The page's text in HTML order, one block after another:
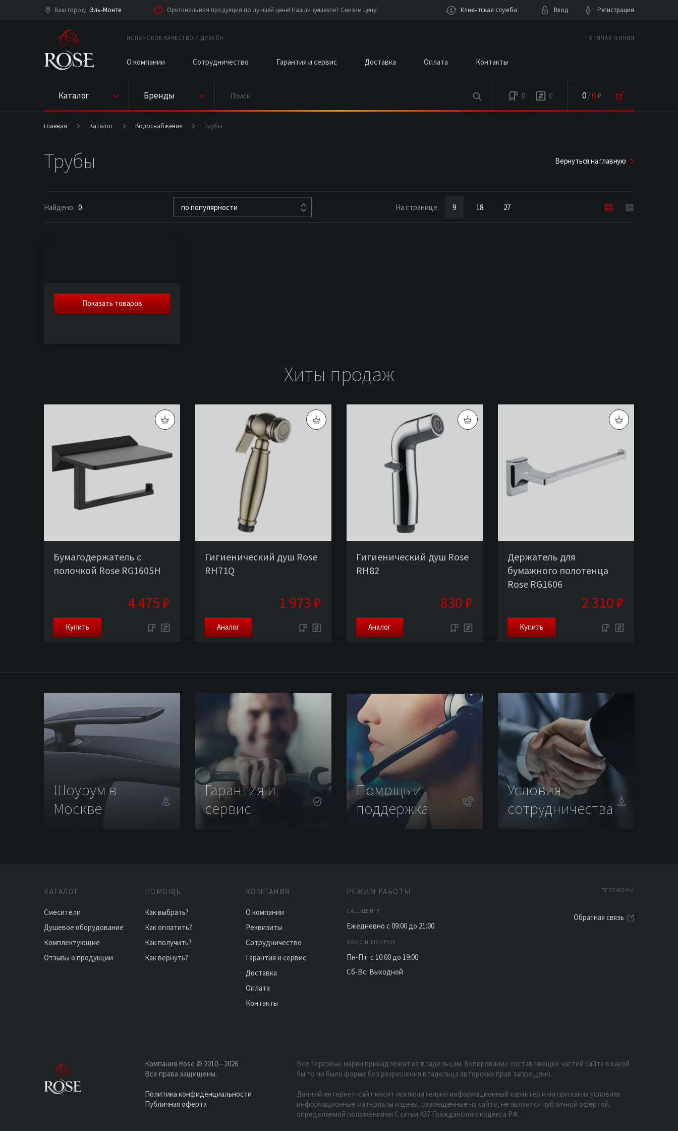
Ваш город: Эль-Монте Оригинальная продукция по лучшей цене! Нашли дешевле? Снизим цену! Клиентская служба Вход Регистрация
ИСПАНСКОЕ КАЧЕСТВО И ДИЗАЙН
О компании Сотрудничество Гарантия и сервис Доставка Оплата Контакты
ГОРЯЧАЯ ЛИНИЯ
Каталог Бренды 0 0 0/0₽
Главная Каталог Водоснабжение Трубы
Трубы Вернуться на главную
Найдено: 0 по популярности На странице: 9 18 27
Показать товаров
Хиты продаж
Бумагодержатель с
полочкой Rose RG1605H
4 475 ₽
Купить
Гигиенический душ Rose
RH71Q
1 973 ₽
Аналог
Гигиенический душ Rose
RH82
830 ₽
Аналог
Держатель для
бумажного полотенца
Rose RG1606
2 310 ₽
Купить
Шоурум в
Москве
Гарантия и
сервис
Помощь и
поддержка
Условия
сотрудничества
КАТАЛОГ
Смесители
Душевое оборудование
Комплектующие
Отзывы о продукции
ПОМОЩЬ
Как выбрать?
Как оплатить?
Как получить?
Как вернуть?
КОМПАНИЯ
О компании
Реквизиты
Сотрудничество
Гарантия и сервис
Доставка
Оплата
Контакты
РЕЖИМ РАБОТЫ
CALL-ЦЕНТР
Ежедневно с 09:00 до 21:00
ОФИС И ШОУРУМ
Пн-Пт: с 10:00 до 19:00
Сб-Вс: Выходной
ТЕЛЕФОНЫ
Обратная связь
Компания Rose © 2010—2026.
Все права защищены.
Политика конфиденциальности
Публичная оферта
Все торговые марки принадлежат их владельцам. Копирование составляющих частей сайта в какой
бы то ни было форме без разрешения владельца авторских прав запрещено.
Данный интернет-сайт носит исключительно информационный характер и ни при каких условиях
информационные материалы и цены, размещенные на сайте, не является публичной офертой,
определяемой положениями Статьи 437 Гражданского кодекса РФ.